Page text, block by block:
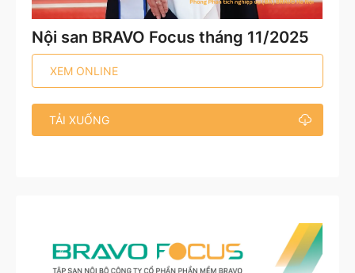
Nội san BRAVO Focus tháng 11/2025
XEM ONLINE
TẢI XUỐNG